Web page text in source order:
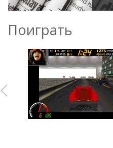
Поиграть